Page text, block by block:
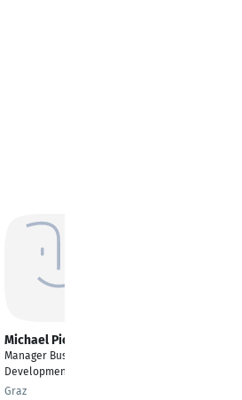
Michael Pichler
Manager Business
Development
Graz